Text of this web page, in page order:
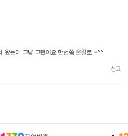
왔는데 그냥 그랬어요 한번쯤 온걸로 ~^^
신고